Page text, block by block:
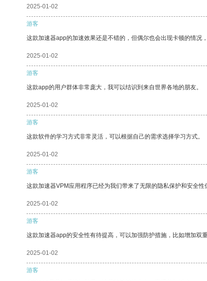
2025-01-02
游客
这款加速器app的加速效果还是不错的，但偶尔也会出现卡顿的情况
2025-01-02
游客
这款app的用户群体非常庞大，我可以结识到来自世界各地的朋友。
2025-01-02
游客
这款软件的学习方式非常灵活，可以根据自己的需求选择学习方式。
2025-01-02
游客
这款加速器VPM应用程序已经为我们带来了无限的隐私保护和安全性
2025-01-02
游客
这款加速器app的安全性有待提高，可以加强防护措施，比如增加双重
2025-01-02
游客